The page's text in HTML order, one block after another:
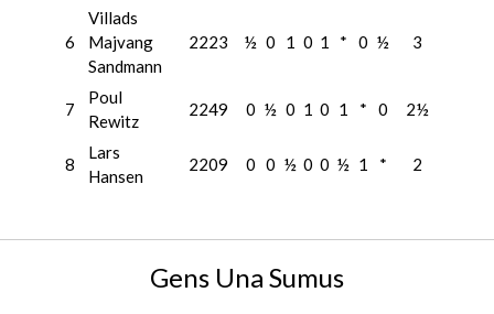
6
Villads
Majvang
Sandmann
2223 ½ 0 1 0 1 * 0 ½ 3
7
Poul
Rewitz
2249 0 ½ 0 1 0 1 * 0 2½
8
Lars
Hansen
2209 0 0 ½ 0 0 ½ 1 * 2
Gens Una Sumus